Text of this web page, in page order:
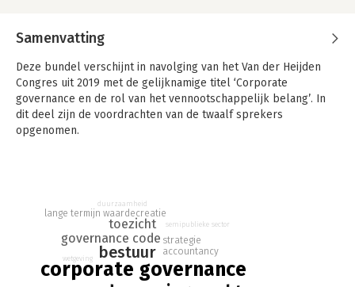
Samenvatting
Deze bundel verschijnt in navolging van het Van der Heijden
Congres uit 2019 met de gelijknamige titel ‘Corporate
governance en de rol van het vennootschappelijk belang’. In
dit deel zijn de voordrachten van de twaalf sprekers
opgenomen.
maatschappij en wetenschap. De roep om een fundamentele
herinterpretatie van het doel van een vennootschap klinkt de
laatste jaren steeds luider. Dit doel zou niet simpelweg het
‘maximaliseren van aandeelhouderswaarde’ moeten zijn.
Echter, de discussie en het denken over een alternatieve
invulling hiervan is nog lang niet uitgekristalliseerd.
corporate governance
bestuur
governance code
toezicht
lange termijn waardecreatie
strategie
accountancy
wetgeving
duurzaamheid
semipublieke sector